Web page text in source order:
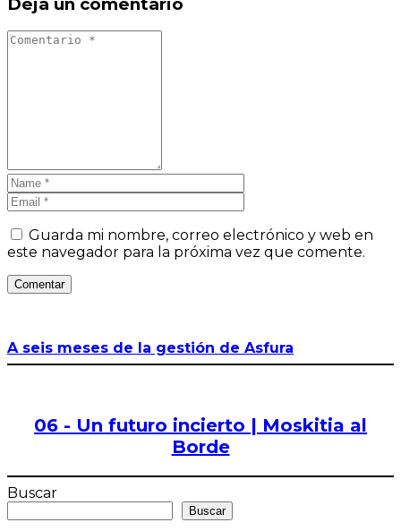
Guarda mi nombre, correo electrónico y web en
este navegador para la próxima vez que comente.
Comentar
A seis meses de la gestión de Asfura
06 - Un futuro incierto | Moskitia al
Borde
Buscar
Buscar